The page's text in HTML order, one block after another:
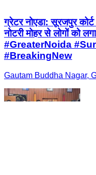
ग्रेटर नोएडा: सूरजपुर
नोटरी मोहर से लोगों को
#GreaterNoida
#BreakingNew
Gautam Buddha Nagar,